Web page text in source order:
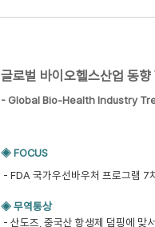
글로벌 바이오헬스산업 동
- Global Bio-Health Industry
◈ FOCUS
-FDA 국가우선바우처 프로그램 7
◈ 무역통상
- 산도즈, 중국산 항생제 덤핑에 맞